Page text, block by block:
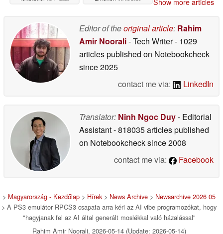
Editor of theoriginal article: Rahim
Amir Noorali- Tech Writer- 1029
articles published on Notebookcheck
since 2025
contact me via:
LinkedIn
Translator: Ninh Ngoc Duy- Editorial
Assistant- 818035 articles published
on Notebookchecksince 2008
contact me via:
Facebook
> Magyarország - Kezdőlap > Hírek> News Archive > Newsarchive 2026 05
> A PS3 emulátor RPCS3 csapata arra kéri az AI vibe programozókat, hogy
"hagyjanak fel az AI által generált moslékkal való házalással"
Rahim Amir Noorali, 2026-05-14 (Update: 2026-05-14)